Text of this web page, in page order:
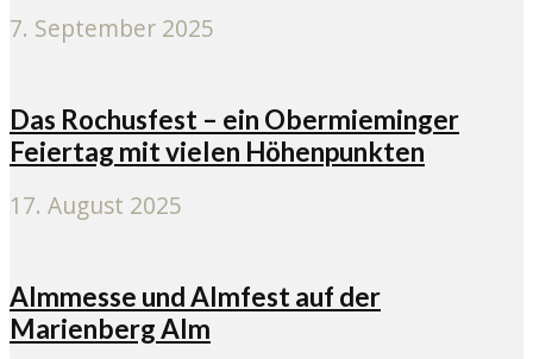
7. September 2025
Das Rochusfest – ein Obermieminger
Feiertag mit vielen Höhenpunkten
17. August 2025
Almmesse und Almfest auf der
Marienberg Alm